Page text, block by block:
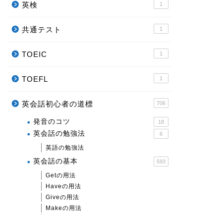
英検 1
共通テスト 1
TOEIC 1
TOEFL 1
英会話初心者の道標 706
発音のコツ 18
英会話の勉強法 6
英語の勉強法
英会話の基本 593
Getの用法
Haveの用法
Giveの用法
Makeの用法